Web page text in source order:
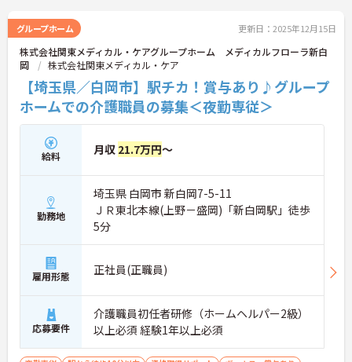
グループホーム 更新日：2025年12月15日
株式会社関東メディカル・ケアグループホーム メディカルフローラ新白
岡
株式会社関東メディカル・ケア
【埼玉県／白岡市】駅チカ！賞与あり♪グループ
ホームでの介護職員の募集＜夜勤専従＞
給料 月収 21.7万円～
勤務地
埼玉県 白岡市 新白岡7-5-11
ＪＲ東北本線(上野－盛岡)「新白岡駅」徒歩
5分
雇用形態 正社員(正職員)
応募要件
介護職員初任者研修（ホームヘルパー2級）
以上必須 経験1年以上必須